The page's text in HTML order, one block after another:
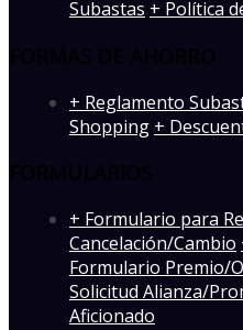
Subastas + Política
+ Reglamento
Shopping +
+ Formulario para
Cancelación/Cambio
Formulario Premio/
Solicitud Alianza/
Aficionado